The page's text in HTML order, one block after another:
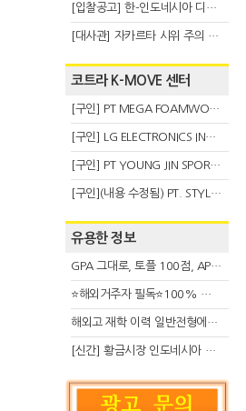
[입찰공고] 한-인도네시아 디지털융복합 탈 전시회
[대사관] 자카르타 시위 주의 안내(7.27)
코트라 K-MOVE 센터
[구인] PT MEGA FOAMWORKS INDONESIA
[구인] LG ELECTRONICS INDONESIA
[구인] PT YOUNG JIN SPORT INDONESIA
[구인](내용 수정됨) PT. STYLE KOREAN INDONESIA (스타일 코리안 인도네시아)
유용한 정보
GPA 그대로, 토플 100점, AP 막막 — 원인은 하나입니다
⭐해외거주자 필독⭐100% 온라인 마지막 한국어교원 2급 추가모집 (~8/2)
해외고 재학 이력 일반전형에서 분명한 입시 강점 살리는 전략
[신간] 황금시장 인도네시아 슈퍼리치의 성공 수업